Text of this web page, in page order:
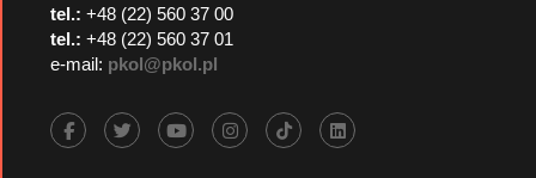
tel.: +48 (22) 560 37 00
tel.: +48 (22) 560 37 01
e-mail: pkol@pkol.pl